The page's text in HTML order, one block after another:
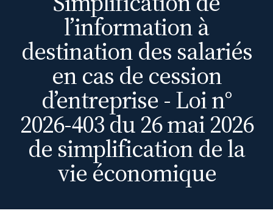
Simplification de
l’information à destination
des salariés en cas de
cession d’entreprise - Loi n°
2026-403 du 26 mai 2026 de
simplification de la vie
économique
Parole Des Professionnels 01 juin 2026
Fiscalité 2026 : Dutreil et
l’information à
destination des salariés
en cas de cession
d’entreprise - Loi n°
2026-403 du 26 mai 2026
de simplification de la
vie économique